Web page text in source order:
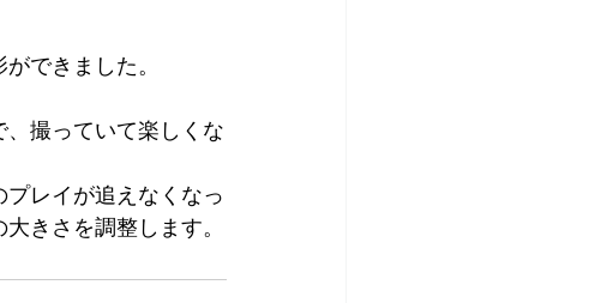
できました。
撮っていて楽しくな
レイが追えなくなっ
きさを調整します。